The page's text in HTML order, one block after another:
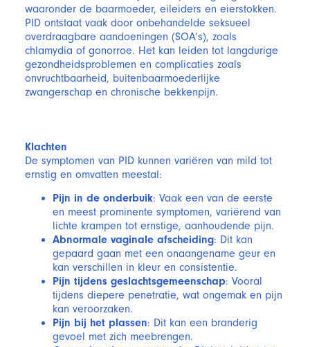
waaronder de baarmoeder, eileiders en eierstokken.
PID ontstaat vaak door onbehandelde seksueel
overdraagbare aandoeningen (SOA’s), zoals
chlamydia of gonorroe. Het kan leiden tot langdurige
gezondheidsproblemen en complicaties zoals
onvruchtbaarheid, buitenbaarmoederlijke
zwangerschap en chronische bekkenpijn.
Klachten
De symptomen van PID kunnen variëren van mild tot
ernstig en omvatten meestal:
Pijn in de onderbuik: Vaak een van de eerste
en meest prominente symptomen, variërend van
lichte krampen tot ernstige, aanhoudende pijn.
Abnormale vaginale afscheiding: Dit kan
gepaard gaan met een onaangename geur en
kan verschillen in kleur en consistentie.
Pijn tijdens geslachtsgemeenschap: Vooral
tijdens diepere penetratie, wat ongemak en pijn
kan veroorzaken.
Pijn bij het plassen: Dit kan een branderig
gevoel met zich meebrengen.